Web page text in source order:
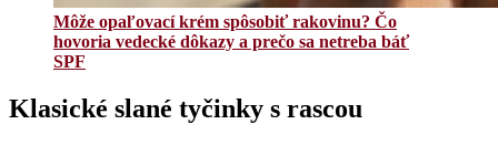
Môže opaľovací krém spôsobiť rakovinu? Čo
hovoria vedecké dôkazy a prečo sa netreba báť
SPF
Klasické slané tyčinky s rascou